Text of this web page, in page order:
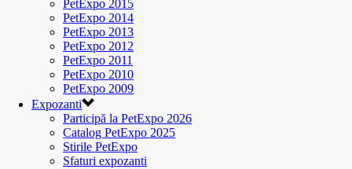
PetExpo 2015
PetExpo 2014
PetExpo 2013
PetExpo 2012
PetExpo 2011
PetExpo 2010
PetExpo 2009
Expozanti
Participă la PetExpo 2026
Catalog PetExpo 2025
Stirile PetExpo
Sfaturi expozanti